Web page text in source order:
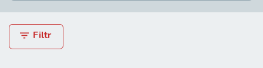
Filtr